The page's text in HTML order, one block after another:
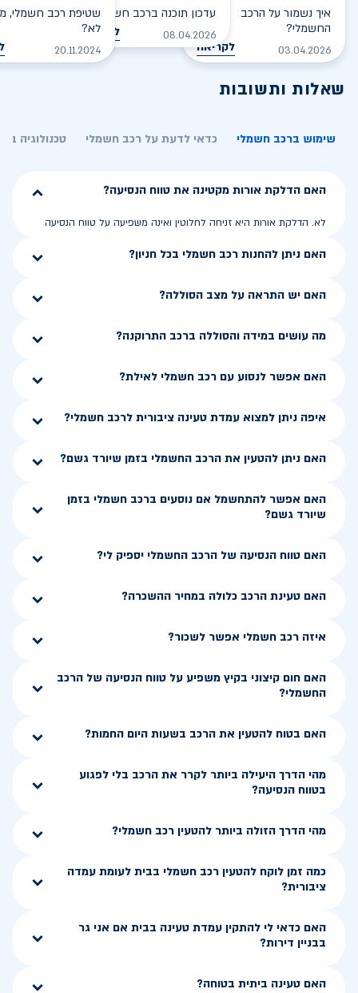
איך נשמור על הרכב
החשמלי?
03.04.2026 לקריאה
עדכון תוכנה ברכב חשמלי
08.04.2026 לקריאה
שטיפת רכב חשמלי,
לא?
20.11.2024
שאלות ותשובות
שימוש ברכב חשמלי כדאי לדעת על רכב חשמלי טכנולוגיה
האם הדלקת אורות מקטינה את טווח הנסיעה?
לא. הדלקת אורות היא זניחה לחלוטין ואינה משפיעה על טווח הנסיעה
האם ניתן להחנות רכב חשמלי בכל חניון?
האם יש התראה על מצב הסוללה?
מה עושים במידה והסוללה ברכב התרוקנה?
האם אפשר לנסוע עם רכב חשמלי לאילת?
איפה ניתן למצוא עמדת טעינה ציבורית לרכב חשמלי?
האם ניתן להטעין את הרכב החשמלי בזמן שיורד גשם?
האם אפשר להתחשמל אם נוסעים ברכב חשמלי בזמן
שיורד גשם?
האם טווח הנסיעה של הרכב החשמלי יספיק לי?
האם טעינת הרכב כלולה במחיר ההשכרה?
איזה רכב חשמלי אפשר לשכור?
האם חום קיצוני בקיץ משפיע על טווח הנסיעה של הרכב
החשמלי?
האם בטוח להטעין את הרכב בשעות היום החמות?
מהי הדרך היעילה ביותר לקרר את הרכב בלי לפגוע
בטווח הנסיעה?
מהי הדרך הזולה ביותר להטעין רכב חשמלי?
כמה זמן לוקח להטעין רכב חשמלי בבית לעומת עמדה
ציבורית?
האם כדאי לי להתקין עמדת טעינה בבית אם אני גר
בבניין דירות?
האם טעינה ביתית בטוחה?